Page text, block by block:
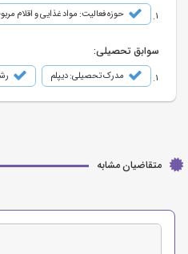
حوزه فعالیت: مواد غذایی و اقلام
سوابق تحصیلی:
مدرک تحصیلی: دیپلم
متقاضیان مشابه